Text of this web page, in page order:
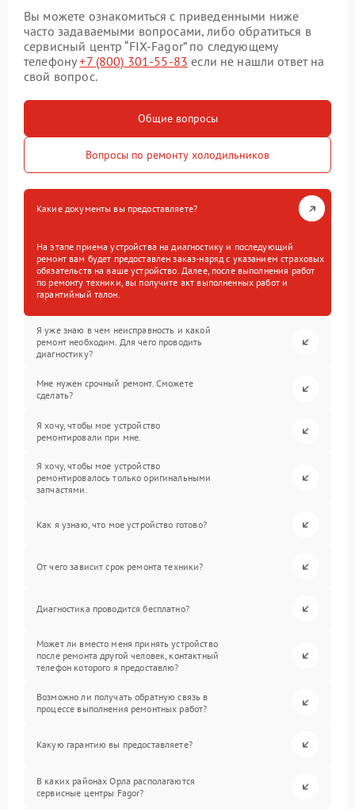
Вы можете ознакомиться с приведенными ниже
часто задаваемыми вопросами, либо обратиться в
сервисный центр “FIX-Fagor” по следующему
телефону+7 (800) 301-55-83 если не нашли ответ на
свой вопрос.
Общие вопросы
Вопросы по ремонту холодильников
Какие документы вы предоставляете?
На этапе приема устройства на диагностику и последующий
ремонт вам будет предоставлен заказ-наряд с указанием страховых
обязательств на ваше устройство. Далее, после выполнения работ
по ремонту техники, вы получите акт выполненных работ и
гарантийный талон.
Я уже знаю в чем неисправность и какой
ремонт необходим. Для чего проводить
диагностику?
Мне нужен срочный ремонт. Сможете
сделать?
Я хочу, чтобы мое устройство
ремонтировали при мне.
Я хочу, чтобы мое устройство
ремонтировалось только оригинальными
запчастями.
Как я узнаю, что мое устройство готово?
От чего зависит срок ремонта техники?
Диагностика проводится бесплатно?
Может ли вместо меня принять устройство
после ремонта другой человек, контактный
телефон которого я предоставлю?
Возможно ли получать обратную связь в
процессе выполнения ремонтных работ?
Какую гарантию вы предоставляете?
В каких районах Орла располагаются
сервисные центры Fagor?